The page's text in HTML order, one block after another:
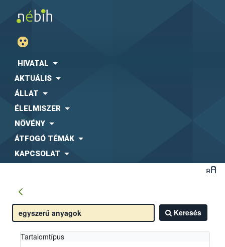
HIVATAL
AKTUÁLIS
ÁLLAT
ÉLELMISZER
NÖVÉNY
ÁTFOGÓ TÉMÁK
KAPCSOLAT
Keresés
Tartalomtípus